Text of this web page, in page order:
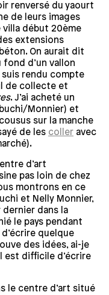
renversé du yaourt
de leurs images
villa début 20ème
extensions
On aurait dit
d’un vallon
suis rendu compte
de collecte et
. J’ai acheté un
Monnier) et
sur la manche
de les coller avec
d’art
pas loin de chez
montrons en ce
et Nelly Monnier,
dernier dans la
le pays pendant
quelque
des idées, ai-je
est difficile d’écrire
le centre d’art situé